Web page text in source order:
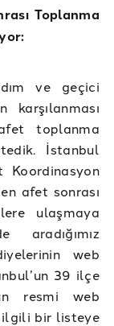
Toplanma
ve geçici
karşılanması
toplanma
İstanbul
Koordinasyon
afet sonrası
ulaşmaya
web
39 ilçe
resmi web
ilgili bir listeye